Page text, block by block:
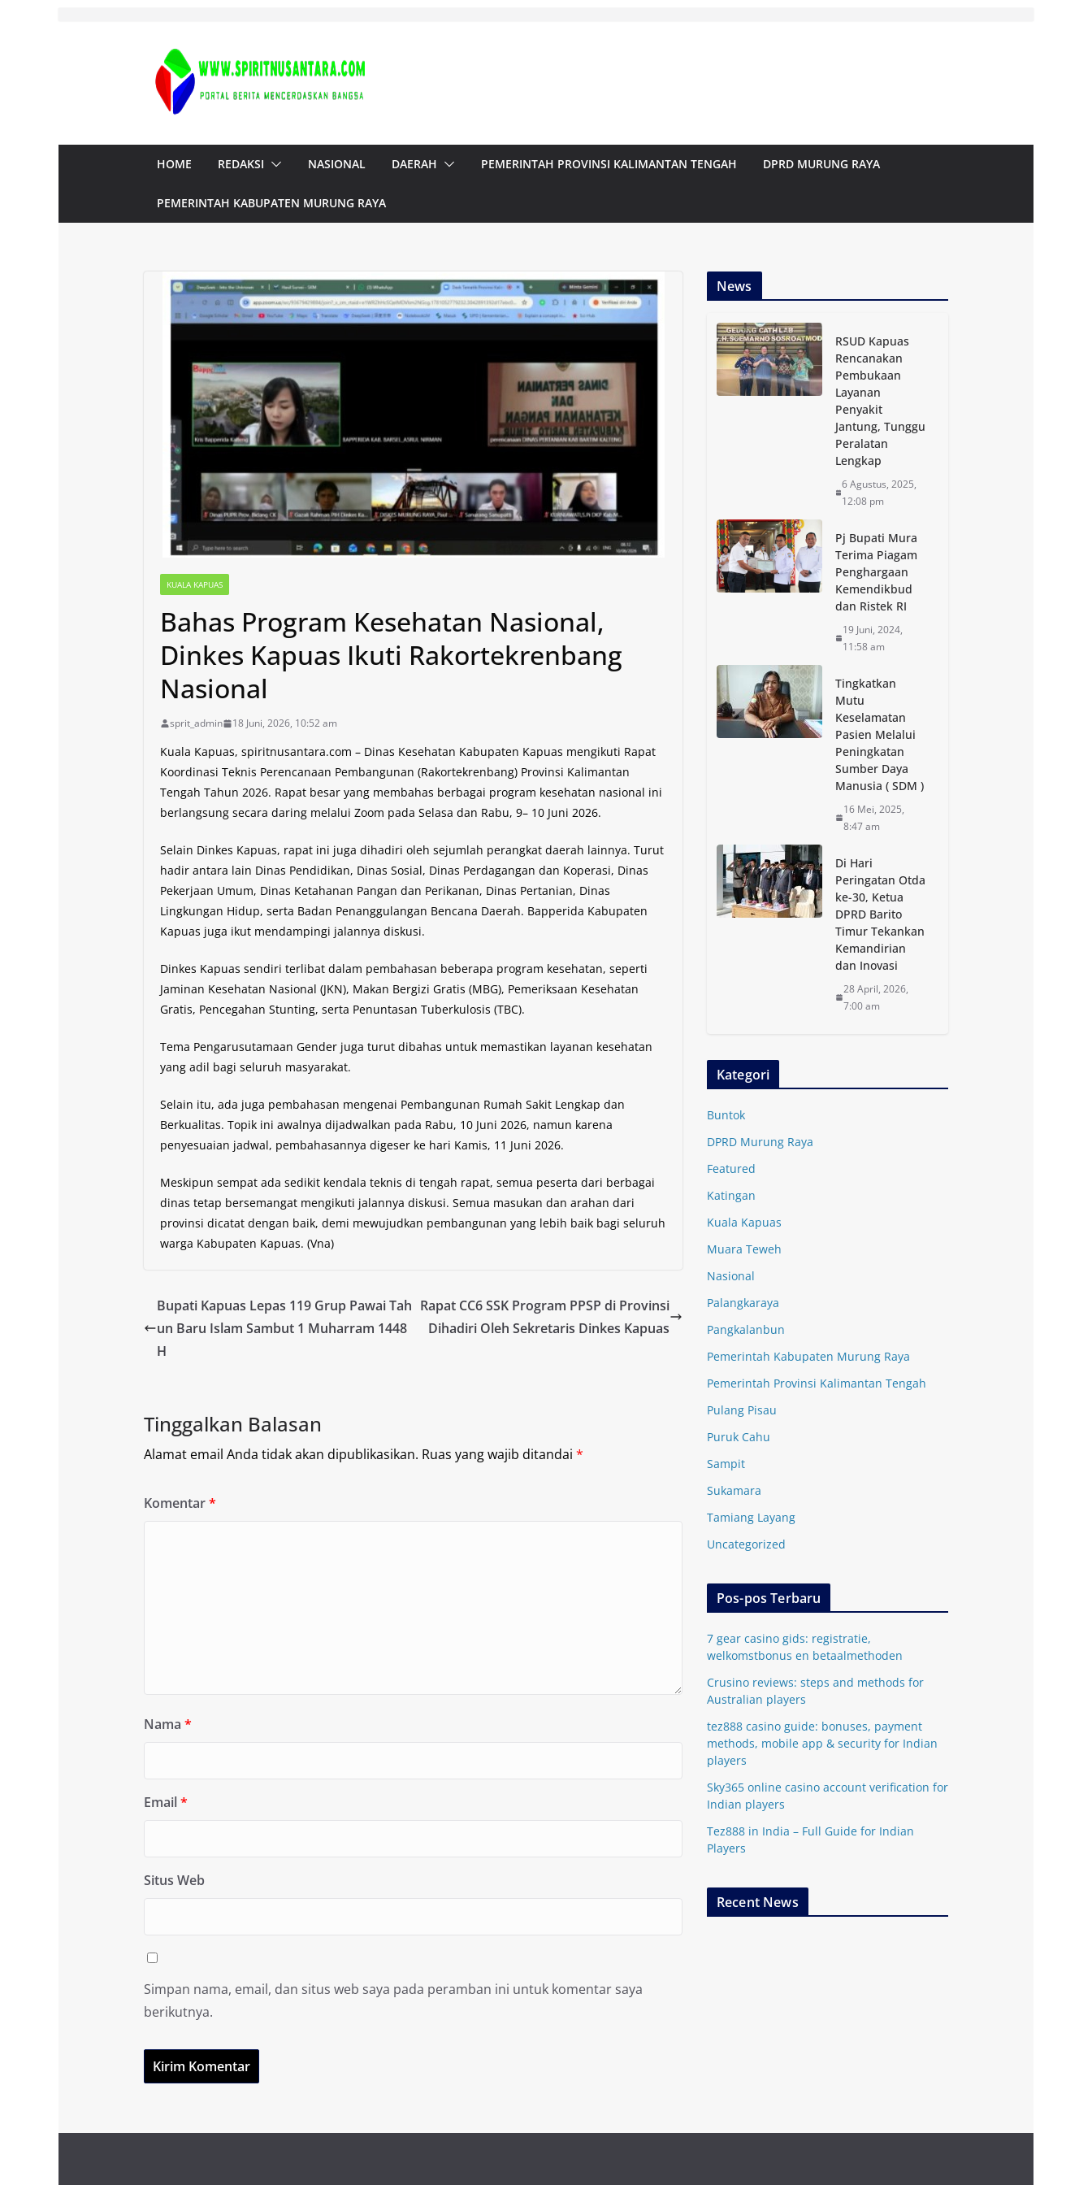
HOME REDAKSI NASIONAL DAERAH PEMERINTAH PROVINSI KALIMANTAN TENGAH DPRD MURUNG RAYA
PEMERINTAH KABUPATEN MURUNG RAYA
KUALA KAPUAS
Bahas Program Kesehatan Nasional,
Dinkes Kapuas Ikuti Rakortekrenbang
Nasional
sprit_admin 18 Juni, 2026, 10:52 am
Kuala Kapuas, spiritnusantara.com – Dinas Kesehatan Kabupaten Kapuas mengikuti Rapat
Koordinasi Teknis Perencanaan Pembangunan (Rakortekrenbang) Provinsi Kalimantan
Tengah Tahun 2026. Rapat besar yang membahas berbagai program kesehatan nasional ini
berlangsung secara daring melalui Zoom pada Selasa dan Rabu, 9– 10 Juni 2026.
Selain Dinkes Kapuas, rapat ini juga dihadiri oleh sejumlah perangkat daerah lainnya. Turut
hadir antara lain Dinas Pendidikan, Dinas Sosial, Dinas Perdagangan dan Koperasi, Dinas
Pekerjaan Umum, Dinas Ketahanan Pangan dan Perikanan, Dinas Pertanian, Dinas
Lingkungan Hidup, serta Badan Penanggulangan Bencana Daerah. Bapperida Kabupaten
Kapuas juga ikut mendampingi jalannya diskusi.
Dinkes Kapuas sendiri terlibat dalam pembahasan beberapa program kesehatan, seperti
Jaminan Kesehatan Nasional (JKN), Makan Bergizi Gratis (MBG), Pemeriksaan Kesehatan
Gratis, Pencegahan Stunting, serta Penuntasan Tuberkulosis (TBC).
Tema Pengarusutamaan Gender juga turut dibahas untuk memastikan layanan kesehatan
yang adil bagi seluruh masyarakat.
Selain itu, ada juga pembahasan mengenai Pembangunan Rumah Sakit Lengkap dan
Berkualitas. Topik ini awalnya dijadwalkan pada Rabu, 10 Juni 2026, namun karena
penyesuaian jadwal, pembahasannya digeser ke hari Kamis, 11 Juni 2026.
Meskipun sempat ada sedikit kendala teknis di tengah rapat, semua peserta dari berbagai
dinas tetap bersemangat mengikuti jalannya diskusi. Semua masukan dan arahan dari
provinsi dicatat dengan baik, demi mewujudkan pembangunan yang lebih baik bagi seluruh
warga Kabupaten Kapuas. (Vna)
Bupati Kapuas Lepas 119 Grup Pawai Tah
un Baru Islam Sambut 1 Muharram 1448
H
Rapat CC6 SSK Program PPSP di Provinsi
Dihadiri Oleh Sekretaris Dinkes Kapuas
Tinggalkan Balasan
Alamat email Anda tidak akan dipublikasikan. Ruas yang wajib ditandai *
Komentar*
Nama *
Email*
Situs Web
Simpan nama, email, dan situs web saya pada peramban ini untuk komentar saya
berikutnya.
News
RSUD Kapuas
Rencanakan
Pembukaan
Layanan
Penyakit
Jantung, Tunggu
Peralatan
Lengkap
6 Agustus, 2025,
12:08 pm
Pj Bupati Mura
Terima Piagam
Penghargaan
Kemendikbud
dan Ristek RI
19 Juni, 2024,
11:58 am
Tingkatkan
Mutu
Keselamatan
Pasien Melalui
Peningkatan
Sumber Daya
Manusia ( SDM )
16 Mei, 2025,
8:47 am
Di Hari
Peringatan Otda
ke-30, Ketua
DPRD Barito
Timur Tekankan
Kemandirian
dan Inovasi
28 April, 2026,
7:00 am
Kategori
Buntok
DPRD Murung Raya
Featured
Katingan
Kuala Kapuas
Muara Teweh
Nasional
Palangkaraya
Pangkalanbun
Pemerintah Kabupaten Murung Raya
Pemerintah Provinsi Kalimantan Tengah
Pulang Pisau
Puruk Cahu
Sampit
Sukamara
Tamiang Layang
Uncategorized
Pos-pos Terbaru
7 gear casino gids: registratie,
welkomstbonus en betaalmethoden
Crusino reviews: steps and methods for
Australian players
tez888 casino guide: bonuses, payment
methods, mobile app & security for Indian
players
Sky365 online casino account verification for
Indian players
Tez888 in India – Full Guide for Indian
Players
Recent News